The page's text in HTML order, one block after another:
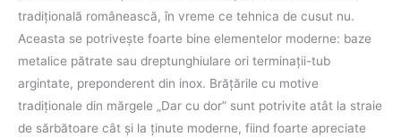
tradiţională românească, în vreme ce tehnica de cusut nu.
Aceasta se potriveşte foarte bine elementelor moderne: baze
metalice pătrate sau dreptunghiulare ori terminaţii-tub
argintate, preponderent din inox. Brăţările cu motive
tradiţionale din mărgele „Dar cu dor” sunt potrivite atât la straie
de sărbătoare cât şi la ţinute moderne, fiind foarte apreciate